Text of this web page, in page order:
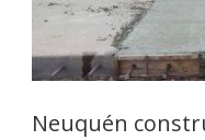
Neuquén